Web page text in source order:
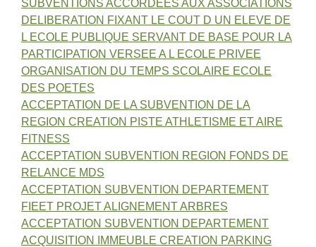
SUBVENTIONS ACCORDEES AUX ASSOCIATIONS
DELIBERATION FIXANT LE COUT D UN ELEVE DE
L ECOLE PUBLIQUE SERVANT DE BASE POUR LA
PARTICIPATION VERSEE A L ECOLE PRIVEE
ORGANISATION DU TEMPS SCOLAIRE ECOLE
DES POETES
ACCEPTATION DE LA SUBVENTION DE LA
REGION CREATION PISTE ATHLETISME ET AIRE
FITNESS
ACCEPTATION SUBVENTION REGION FONDS DE
RELANCE MDS
ACCEPTATION SUBVENTION DEPARTEMENT
FIEET PROJET ALIGNEMENT ARBRES
ACCEPTATION SUBVENTION DEPARTEMENT
ACQUISITION IMMEUBLE CREATION PARKING